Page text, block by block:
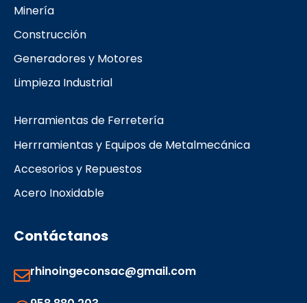
Minería
Construcción
Generadores y Motores
Limpieza Industrial
Herramientas de Ferretería
Herrramientas y Equipos de Metalmecánica
Accesorios y Repuestos
Acero Inoxidable
Contáctanos
rhinoingeconsac@gmail.com